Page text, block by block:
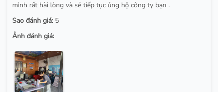
mình rất hài lòng và sẻ tiếp tục ủng hộ công ty bạn .
Sao đánh giá: 5
Ảnh đánh giá: